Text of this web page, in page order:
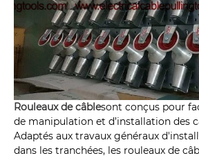
Rouleaux de câblesont conçus pour
de manipulation et d’installation des
Adaptés aux travaux généraux
dans les tranchées, les rouleaux de